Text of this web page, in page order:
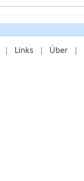
| Links | Über |